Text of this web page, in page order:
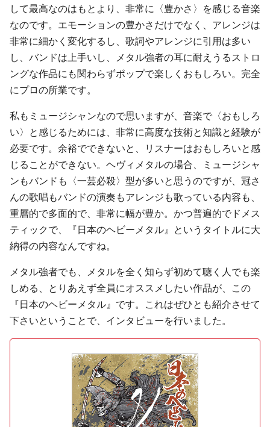
して最高なのはもとより、非常に〈豊かさ〉を感じる音楽
なのです。エモーションの豊かさだけでなく、アレンジは
非常に細かく変化するし、歌詞やアレンジに引用は多い
し、バンドは上手いし、メタル強者の耳に耐えうるストロ
ングな作品にも関わらずポップで楽しくおもしろい。完全
にプロの所業です。
私もミュージシャンなので思いますが、音楽で〈おもしろ
い〉と感じるためには、非常に高度な技術と知識と経験が
必要です。余裕でできないと、リスナーはおもしろいと感
じることができない。ヘヴィメタルの場合、ミュージシャ
ンもバンドも〈一芸必殺〉型が多いと思うのですが、冠さ
んの歌唱もバンドの演奏もアレンジも歌っている内容も、
重層的で多面的で、非常に幅が豊か。かつ普遍的でドメス
ティックで、『日本のヘビーメタル』というタイトルに大
納得の内容なんですね。
メタル強者でも、メタルを全く知らず初めて聴く人でも楽
しめる、とりあえず全員にオススメしたい作品が、この
『日本のヘビーメタル』です。これはぜひとも紹介させて
下さいということで、インタビューを行いました。